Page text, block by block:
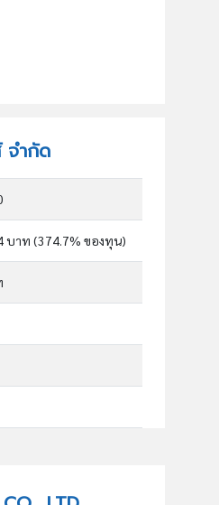
จำกัด
บาท (374.7% ของทุน)